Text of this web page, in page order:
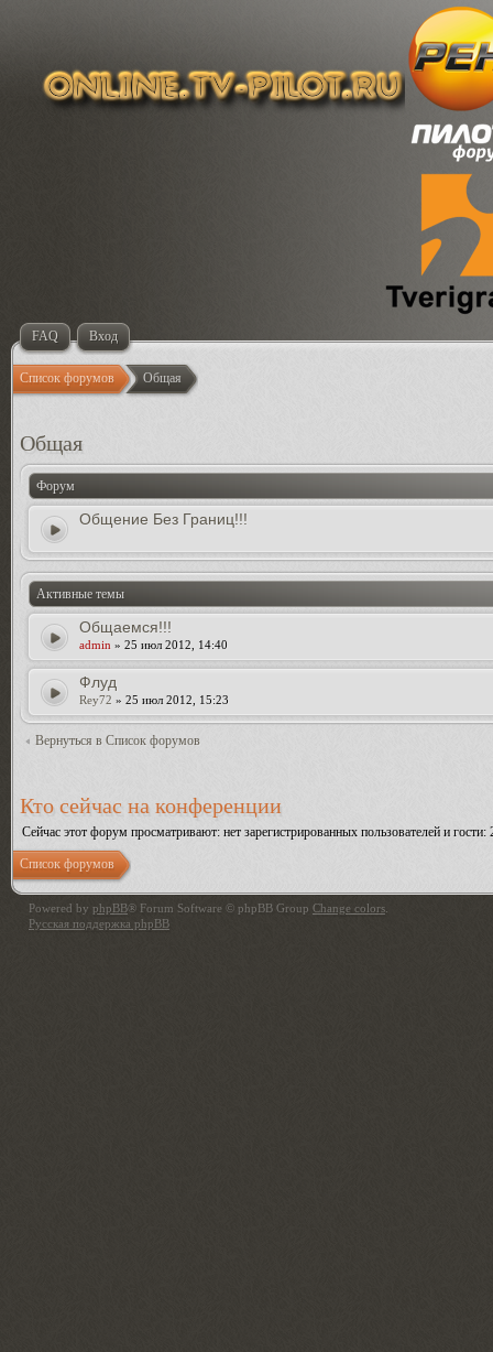
FAQ Вход
Список форумов Общая
Общая
Форум
Общение Без Границ!!!
Активные темы
Общаемся!!!
admin » 25 июл 2012, 14:40
Флуд
Rey72 » 25 июл 2012, 15:23
Вернуться в Список форумов
Кто сейчас на конференции
Сейчас этот форум просматривают: нет зарегистрированных пользователей и гости:
Список форумов
Powered by phpBB® Forum Software © phpBB Group Change colors
Русская поддержка phpBB